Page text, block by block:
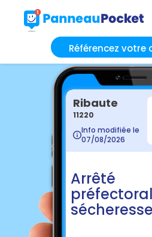
Référencez votre
Ribaute
11220
Info modifiée le
07/08/2026
Arrêté
préfectoral
sécheresse